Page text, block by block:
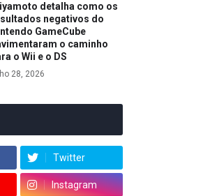
detalha como os
negativos do
GameCube
o caminho
o Wii e o DS
28, 2026
Twitter
Instagram